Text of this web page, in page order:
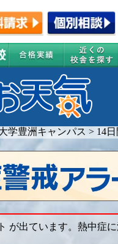
学豊洲キャンパス > 14
が出ています。熱中症に